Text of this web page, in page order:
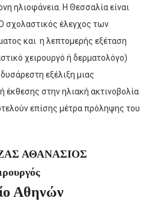
ηλιοφάνεια. Η Θεσσαλία είναι
σχολαστικός έλεγχος των
και η λεπτομερής εξέταση
χειρουργό ή δερματολόγο)
εξέλιξη μιας
στην ηλιακή ακτινοβολία
επίσης μέτρα πρόληψης του
ΑΘΑΝΑΣΙΟΣ
Αθηνών